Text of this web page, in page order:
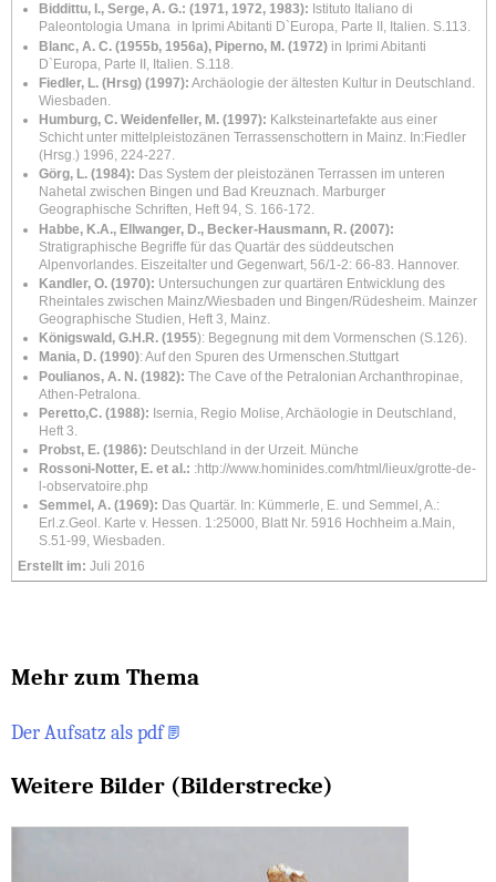
Biddittu, I., Serge, A. G.: (1971, 1972, 1983): Istituto Italiano di
Paleontologia Umana in Iprimi Abitanti D`Europa, Parte II, Italien. S.113.
Blanc, A. C. (1955b, 1956a), Piperno, M. (1972)in Iprimi Abitanti
D`Europa, Parte II, Italien. S.118.
Fiedler, L. (Hrsg) (1997): Archäologie der ältesten Kultur in Deutschland.
Wiesbaden.
Humburg, C. Weidenfeller, M. (1997): Kalksteinartefakte aus einer
Schicht unter mittelpleistozänen Terrassenschottern in Mainz. In:Fiedler
(Hrsg.) 1996, 224-227.
Görg, L. (1984): Das System der pleistozänen Terrassen im unteren
Nahetal zwischen Bingen und Bad Kreuznach. Marburger
Geographische Schriften, Heft 94, S. 166-172.
Habbe, K.A., Ellwanger, D., Becker-Hausmann, R. (2007):
Stratigraphische Begriffe für das Quartär des süddeutschen
Alpenvorlandes. Eiszeitalter und Gegenwart, 56/1-2: 66-83. Hannover.
Kandler, O. (1970): Untersuchungen zur quartären Entwicklung des
Rheintales zwischen Mainz/Wiesbaden und Bingen/Rüdesheim. Mainzer
Geographische Studien, Heft 3, Mainz.
Königswald, G.H.R. (1955): Begegnung mit dem Vormenschen (S.126).
Mania, D. (1990): Auf den Spuren des Urmenschen.Stuttgart
Poulianos, A. N. (1982): The Cave of the Petralonian Archanthropinae,
Athen-Petralona.
Peretto,C. (1988): Isernia, Regio Molise, Archäologie in Deutschland,
Heft 3.
Probst, E. (1986): Deutschland in der Urzeit. Münche
Rossoni-Notter, E. et al.: :http://www.hominides.com/html/lieux/grotte-de-
l-observatoire.php
Semmel, A. (1969): Das Quartär. In: Kümmerle, E. und Semmel, A.:
Erl.z.Geol. Karte v. Hessen. 1:25000, Blatt Nr. 5916 Hochheim a.Main,
S.51-99, Wiesbaden.
Erstellt im: Juli 2016
Mehr zum Thema
Der Aufsatz als pdf
Weitere Bilder (Bilderstrecke)